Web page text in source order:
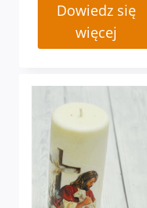
Dowiedz się
więcej